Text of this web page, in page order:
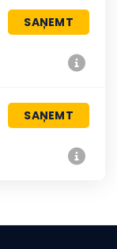
SAŅEMT
SAŅEMT